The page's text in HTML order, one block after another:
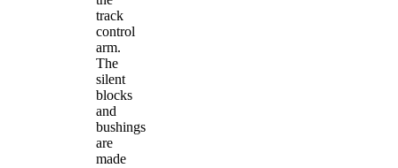
track
control
arm.
The
silent
blocks
and
bushings
are
made